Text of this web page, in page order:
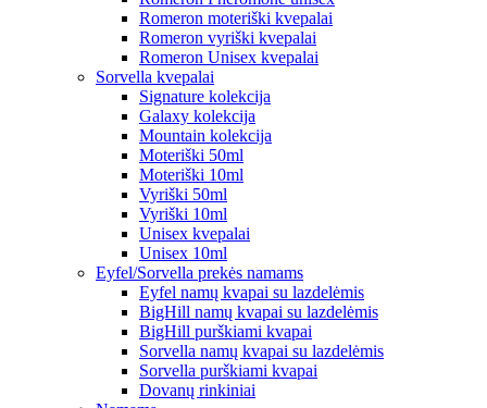
Romeron moteriški kvepalai
Romeron vyriški kvepalai
Romeron Unisex kvepalai
Sorvella kvepalai
Signature kolekcija
Galaxy kolekcija
Mountain kolekcija
Moteriški 50ml
Moteriški 10ml
Vyriški 50ml
Vyriški 10ml
Unisex kvepalai
Unisex 10ml
Eyfel/Sorvella prekės namams
Eyfel namų kvapai su lazdelėmis
BigHill namų kvapai su lazdelėmis
BigHill purškiami kvapai
Sorvella namų kvapai su lazdelėmis
Sorvella purškiami kvapai
Dovanų rinkiniai